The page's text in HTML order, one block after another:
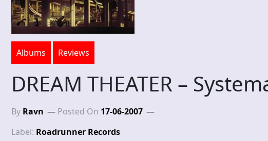
Albums Reviews
DREAM THEATER –
By Ravn Posted On 17-06-2007
Label: Roadrunner Records